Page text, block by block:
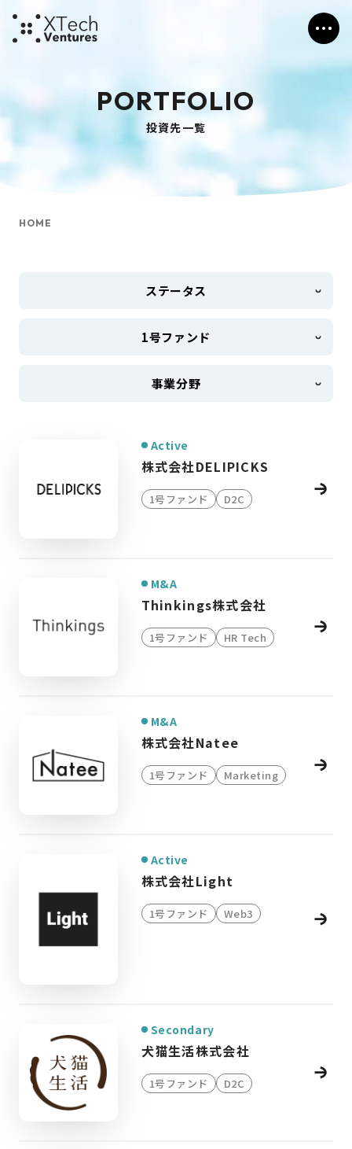
PORTFOLIO
投資先一覧
HOME
事業分野
Active
株式会社DELIPICKS
1号ファンド D2C
M&A
Thinkings株式会社
1号ファンド HR Tech
M&A
株式会社Natee
1号ファンド Marketing
Active
株式会社Light
1号ファンド Web3
Secondary
犬猫生活株式会社
1号ファンド D2C